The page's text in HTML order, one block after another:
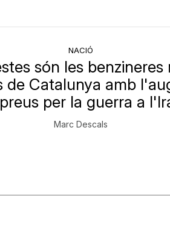
NACIÓ
són les benzineres
de Catalunya amb
per la guerra a
Marc Descals